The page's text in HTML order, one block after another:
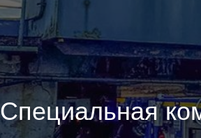
Специальная